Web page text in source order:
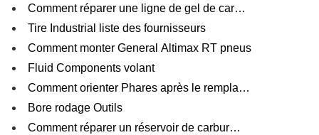
Comment réparer une ligne de gel de car…
Tire Industrial liste des fournisseurs
Comment monter General Altimax RT pneus
Fluid Components volant
Comment orienter Phares après le rempla…
Bore rodage Outils
Comment réparer un réservoir de carbur…